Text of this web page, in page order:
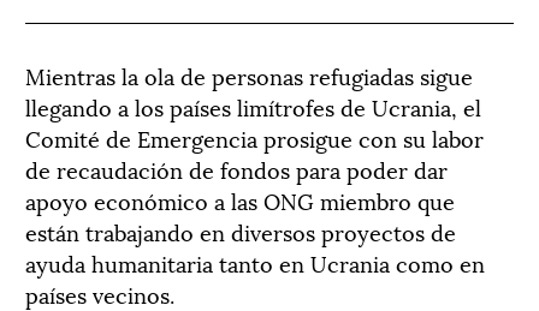
Mientras la ola de personas refugiadas sigue
llegando a los países limítrofes de Ucrania, el
Comité de Emergencia prosigue con su labor
de recaudación de fondos para poder dar
apoyo económico a las ONG miembro que
están trabajando en diversos proyectos de
ayuda humanitaria tanto en Ucrania como en
países vecinos.